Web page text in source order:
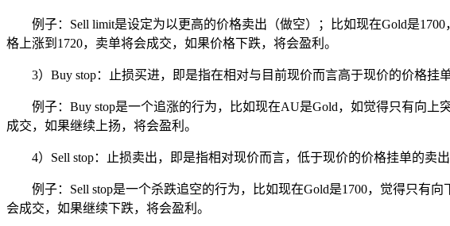
例子：Sell limit是设定为以更高的价格卖出（做空）；比如现在Gold是
格上涨到1720，卖单将会成交，如果价格下跌，将会盈利。
3）Buy stop：止损买进，即是指在相对与目前现价而言高于现价的价格挂
例子：Buy stop是一个追涨的行为，比如现在AU是Gold，如觉得只有向上
成交，如果继续上扬，将会盈利。
4）Sell stop：止损卖出，即是指相对现价而言，低于现价的价格挂单的卖
例子：Sell stop是一个杀跌追空的行为，比如现在Gold是1700，觉得只有
会成交，如果继续下跌，将会盈利。